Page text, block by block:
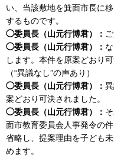
い、当該敷地を箕面市長に
するものです。
◯委員長（山元行博君）：
◯委員長（山元行博君）：
します。本件を原案どおり
（“異議なし”の声あり）
◯委員長（山元行博君）：
案どおり可決されました。
◯委員長（山元行博君）：
面市教育委員会人事発令の
省略し、提案理由を子ども
めます。